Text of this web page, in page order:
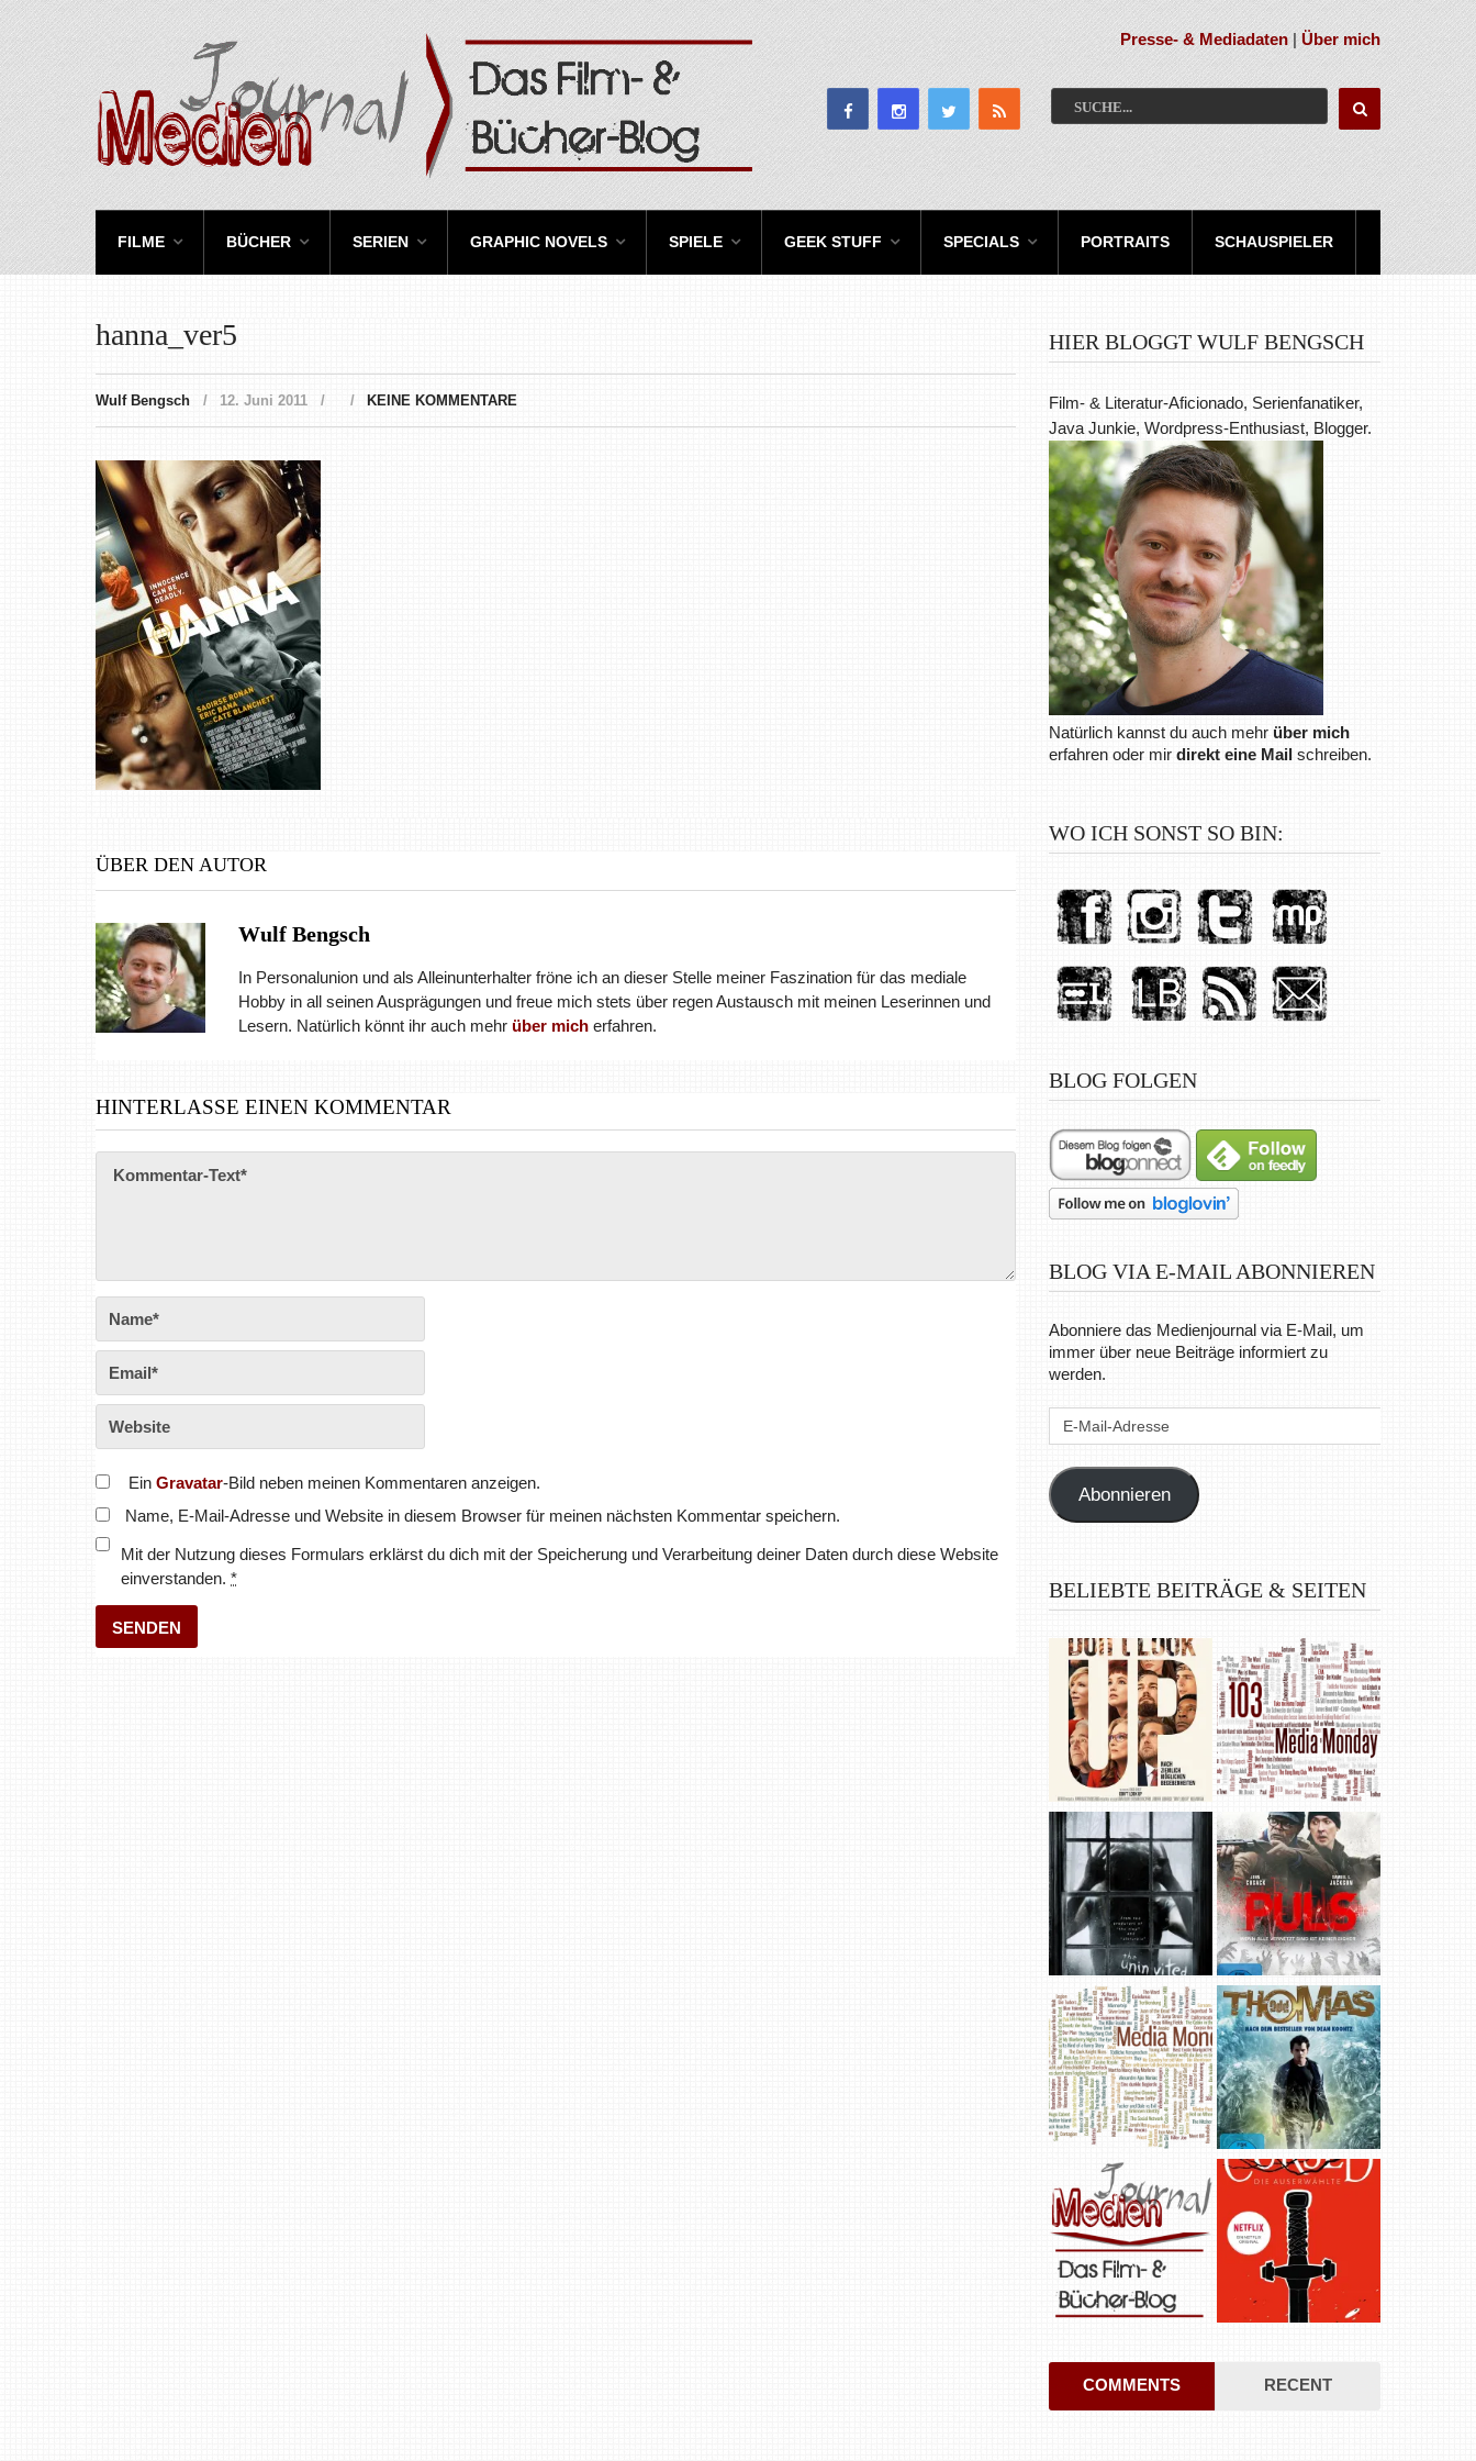
Presse- & Mediadaten |Über mich
FILME BÜCHER SERIEN GRAPHIC NOVELS SPIELE GEEK STUFF SPECIALS PORTRAITS SCHAUSPIELER
hanna_ver5
Wulf Bengsch 12. Juni 2011 KEINE KOMMENTARE
ÜBER DEN AUTOR
Wulf Bengsch
In Personalunion und als Alleinunterhalter fröne ich an dieser Stelle meiner Faszination für das mediale
Hobby in all seinen Ausprägungen und freue mich stets über regen Austausch mit meinen Leserinnen und
Lesern. Natürlich könnt ihr auch mehr über mich erfahren.
HINTERLASSE EINEN KOMMENTAR
EinGravatar-Bild neben meinen Kommentaren anzeigen.
Name, E-Mail-Adresse und Website in diesem Browser für meinen nächsten Kommentar speichern.
Mit der Nutzung dieses Formulars erklärst du dich mit der Speicherung und Verarbeitung deiner Daten durch diese Website
einverstanden. *
HIER BLOGGT WULF BENGSCH
Film- & Literatur-Aficionado, Serienfanatiker,
Java Junkie, Wordpress-Enthusiast, Blogger.
Natürlich kannst du auch mehr über mich
erfahren oder mirdirekt eine Mail schreiben.
WO ICH SONST SO BIN:
BLOG FOLGEN
BLOG VIA E-MAIL ABONNIEREN
Abonniere das Medienjournal via E-Mail, um
immer über neue Beiträge informiert zu
werden.
E-
Abonnieren
BELIEBTE BEITRÄGE & SEITEN
COMMENTS RECENT